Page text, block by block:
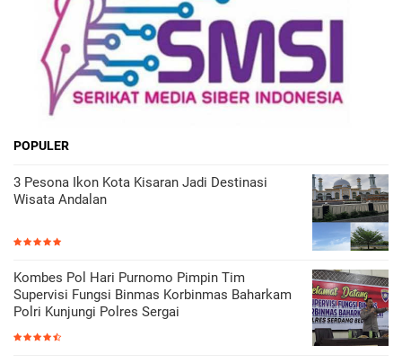
POPULER
3 Pesona Ikon Kota Kisaran Jadi Destinasi
Wisata Andalan
Kombes Pol Hari Purnomo Pimpin Tim
Supervisi Fungsi Binmas Korbinmas Baharkam
Polri Kunjungi Polres Sergai